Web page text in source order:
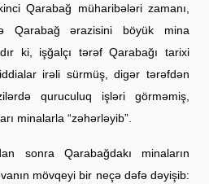
Qarabağ müharibələri zamanı,
Qarabağ ərazisini böyük mina
ki, işğalçı tərəf Qarabağı tarixi
irəli sürmüş, digər tərəfdən
quruculuq işləri görməmiş,
minalarla “zəhərləyib”.
sonra Qarabağdakı minaların
mövqeyi bir neçə dəfə dəyişib: